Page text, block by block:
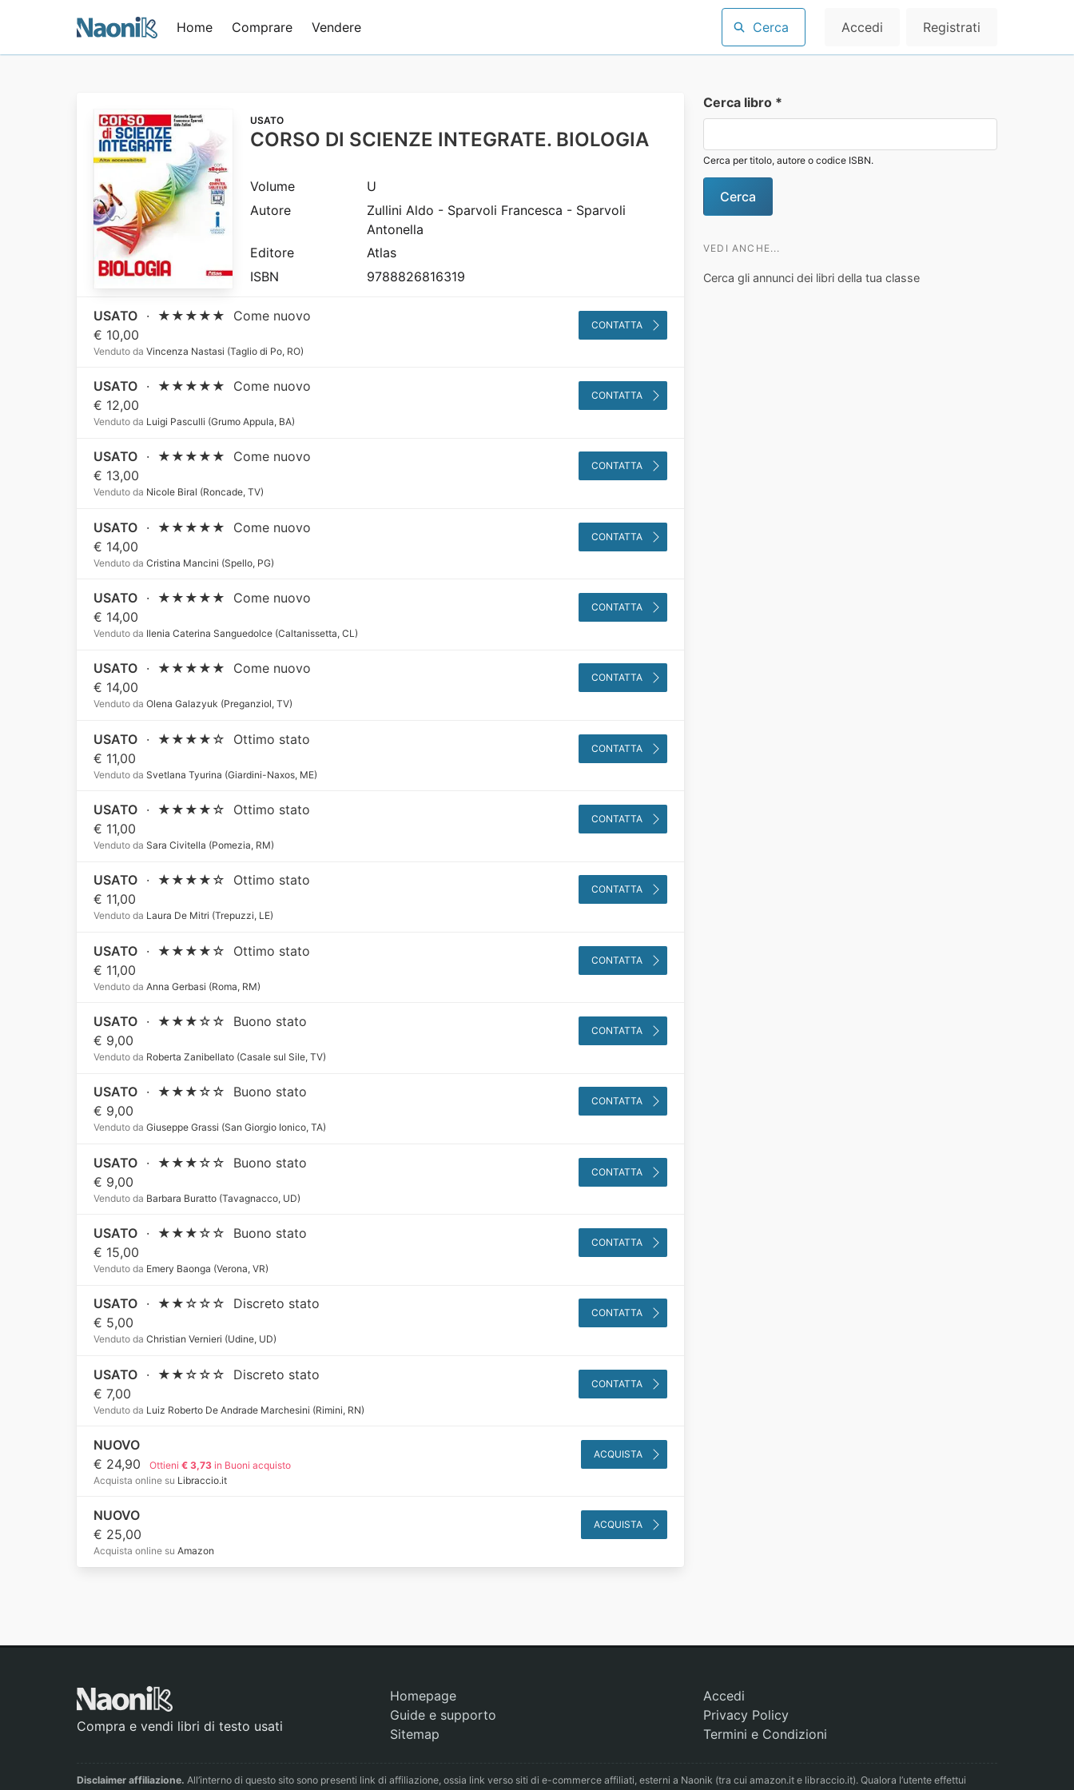
Home Comprare Vendere Cerca Accedi Registrati
USATO
CORSO DI SCIENZE INTEGRATE. BIOLOGIA
Volume
U
Autore
Zullini Aldo - Sparvoli Francesca - Sparvoli
Antonella
Editore
Atlas
ISBN
9788826816319
USATO · ★★★★★
Come nuovo
€ 10,00
Venduto da Vincenza Nastasi (Taglio di Po, RO)
CONTATTA
USATO · ★★★★★
Come nuovo
€ 12,00
Venduto da Luigi Pasculli (Grumo Appula, BA)
CONTATTA
USATO · ★★★★★
Come nuovo
€ 13,00
Venduto da Nicole Biral (Roncade, TV)
CONTATTA
USATO · ★★★★★
Come nuovo
€ 14,00
Venduto da Cristina Mancini (Spello, PG)
CONTATTA
USATO · ★★★★★
Come nuovo
€ 14,00
Venduto da Ilenia Caterina Sanguedolce (Caltanissetta, CL)
CONTATTA
USATO · ★★★★★
Come nuovo
€ 14,00
Venduto da Olena Galazyuk (Preganziol, TV)
CONTATTA
USATO · ★★★★☆
Ottimo stato
€ 11,00
Venduto da Svetlana Tyurina (Giardini-Naxos, ME)
CONTATTA
USATO · ★★★★☆
Ottimo stato
€ 11,00
Venduto da Sara Civitella (Pomezia, RM)
CONTATTA
USATO · ★★★★☆
Ottimo stato
€ 11,00
Venduto da Laura De Mitri (Trepuzzi, LE)
CONTATTA
USATO · ★★★★☆
Ottimo stato
€ 11,00
Venduto da Anna Gerbasi (Roma, RM)
CONTATTA
USATO · ★★★☆☆
Buono stato
€ 9,00
Venduto da Roberta Zanibellato (Casale sul Sile, TV)
CONTATTA
USATO · ★★★☆☆
Buono stato
€ 9,00
Venduto da Giuseppe Grassi (San Giorgio Ionico, TA)
CONTATTA
USATO · ★★★☆☆
Buono stato
€ 9,00
Venduto da Barbara Buratto (Tavagnacco, UD)
CONTATTA
USATO · ★★★☆☆
Buono stato
€ 15,00
Venduto da Emery Baonga (Verona, VR)
CONTATTA
USATO · ★★☆☆☆
Discreto stato
€ 5,00
Venduto da Christian Vernieri (Udine, UD)
CONTATTA
USATO · ★★☆☆☆
Discreto stato
€ 7,00
Venduto da Luiz Roberto De Andrade Marchesini (Rimini, RN)
CONTATTA
NUOVO
€ 24,90
Ottieni € 3,73in Buoni acquisto
Acquista online su Libraccio.it
ACQUISTA
NUOVO
€ 25,00
Acquista online su Amazon
ACQUISTA
Cerca libro *
Cerca per titolo, autore o codice ISBN.
VEDI ANCHE...
Cerca gli annunci dei libri della tua classe
Compra e vendi libri di testo usati
Homepage
Guide e supporto
Sitemap
Accedi
Privacy Policy
Termini e Condizioni